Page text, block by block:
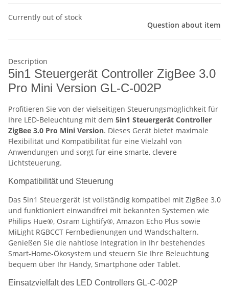
Currently out of stock
Question about item
Description
5in1 Steuergerät Controller ZigBee 3.0
Pro Mini Version GL-C-002P
Profitieren Sie von der vielseitigen Steuerungsmöglichkeit für
Ihre LED-Beleuchtung mit dem 5in1 Steuergerät Controller
ZigBee 3.0 Pro Mini Version. Dieses Gerät bietet maximale
Flexibilität und Kompatibilität für eine Vielzahl von
Anwendungen und sorgt für eine smarte, clevere
Lichtsteuerung.
Kompatibilität und Steuerung
Das 5in1 Steuergerät ist vollständig kompatibel mit ZigBee 3.0
und funktioniert einwandfrei mit bekannten Systemen wie
Philips Hue®, Osram Lightify®, Amazon Echo Plus sowie
MiLight RGBCCT Fernbedienungen und Wandschaltern.
Genießen Sie die nahtlose Integration in Ihr bestehendes
Smart-Home-Ökosystem und steuern Sie Ihre Beleuchtung
bequem über Ihr Handy, Smartphone oder Tablet.
Einsatzvielfalt des LED Controllers GL-C-002P